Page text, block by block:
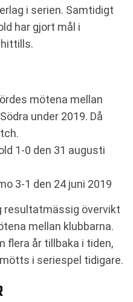
i serien. Samtidigt
har gjort mål i
mötena mellan
under 2019. Då
1-0 den 31 augusti
3-1 den 24 juni 2019
resultatmässig övervikt
mellan klubbarna.
flera år tillbaka i tiden,
i seriespel tidigare.